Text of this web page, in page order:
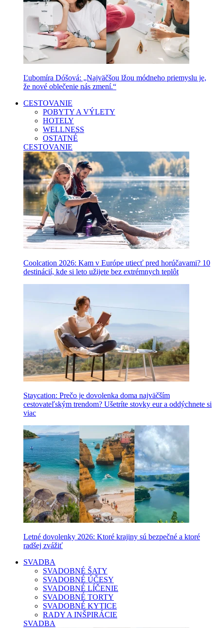
Ľubomíra Dóšová: „Najväčšou lžou módneho priemyslu je,
že nové oblečenie nás zmení.“
CESTOVANIE
POBYTY A VÝLETY
HOTELY
WELLNESS
OSTATNÉ
CESTOVANIE
Coolcation 2026: Kam v Európe utiecť pred horúčavami? 10
destinácií, kde si leto užijete bez extrémnych teplôt
Staycation: Prečo je dovolenka doma najväčším
cestovateľským trendom? Ušetríte stovky eur a oddýchnete si
viac
Letné dovolenky 2026: Ktoré krajiny sú bezpečné a ktoré
radšej zvážiť
SVADBA
SVADOBNÉ ŠATY
SVADOBNÉ ÚČESY
SVADOBNÉ LÍČENIE
SVADOBNÉ TORTY
SVADOBNÉ KYTICE
RADY A INŠPIRÁCIE
SVADBA